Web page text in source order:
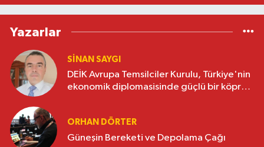
Yazarlar
SINAN SAYGI
DEİK Avrupa Temsilciler Kurulu, Türkiye'nin
ekonomik diplomasisinde güçlü bir köprü
ORHAN DÖRTER
Güneşin Bereketi ve Depolama Çağı